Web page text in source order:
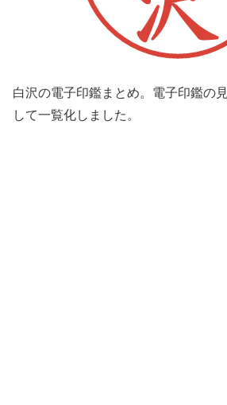
白沢の電子印鑑まとめ。電子印鑑の
して一覧化しました。